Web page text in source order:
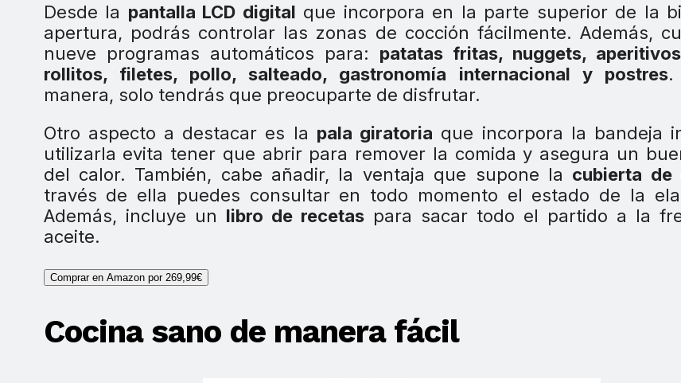
Desde la pantalla LCD digital que incorpora en la parte superior de la
apertura, podrás controlar las zonas de cocción fácilmente. Además,
nueve programas automáticos para: patatas fritas, nuggets,
rollitos, filetes, pollo, salteado, gastronomía internacional y postres.
manera, solo tendrás que preocuparte de disfrutar.
Otro aspecto a destacar es la pala giratoria que incorpora la bandeja
utilizarla evita tener que abrir para remover la comida y asegura un
del calor. También, cabe añadir, la ventaja que supone la cubierta de
través de ella puedes consultar en todo momento el estado de la
Además, incluye un libro de recetaspara sacar todo el partido a la
aceite.
Comprar en Amazon por 269,99€
Cocina sano de manera fácil